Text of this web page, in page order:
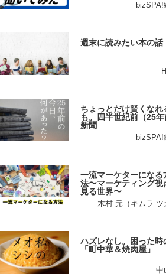
bizSPA!
週末に読みたい本の話
ちょっとだけ賢くなれ
も。四半世紀前（25年
新聞
bizSPA!
一流マーケターになる
法〜マーケティング視
見る世界〜
木村 元（キムラ ツ
ハズレなし。困った時
「町中華＆焼肉屋」
中